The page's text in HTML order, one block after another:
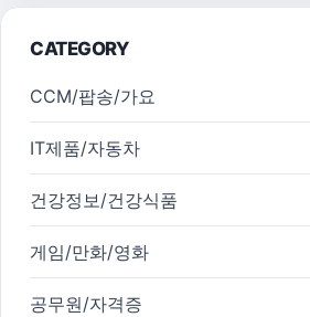
CATEGORY
CCM/팝송/가요
IT제품/자동차
건강정보/건강식품
게임/만화/영화
공무원/자격증